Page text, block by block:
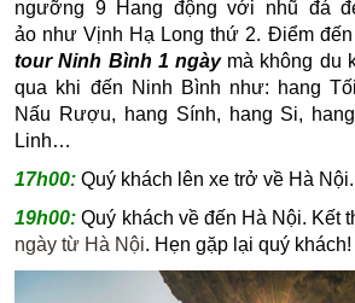
ngưỡng 9 Hang động với nhũ đá
ảo như Vịnh Hạ Long thứ 2. Điểm
tour Ninh Bình 1 ngàymà không du
qua khi đến Ninh Bình như: hang
Nấu Rượu, hang Sính, hang Si,
Linh…
17h00:Quý khách lên xe trở về Hà Nội.
19h00:Quý khách về đến Hà Nội. Kết
ngày từ Hà Nội. Hẹn gặp lại quý khách!